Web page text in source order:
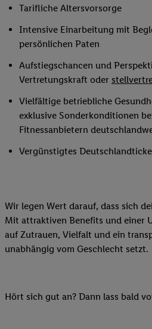
Tarifliche Altersvorsorge
Intensive Einarbeitung mit
persönlichen Paten
Aufstiegschancen und
Vertretungskraft oder
Vielfältige betriebliche
exklusive Sonderkonditionen
Fitnessanbietern
Vergünstigtes
Wir legen Wert darauf, dass sich
Mit attraktiven Benefits und einer
auf Zutrauen, Vielfalt und ein
unabhängig vom Geschlecht setzt.
Hört sich gut an? Dann lass bald